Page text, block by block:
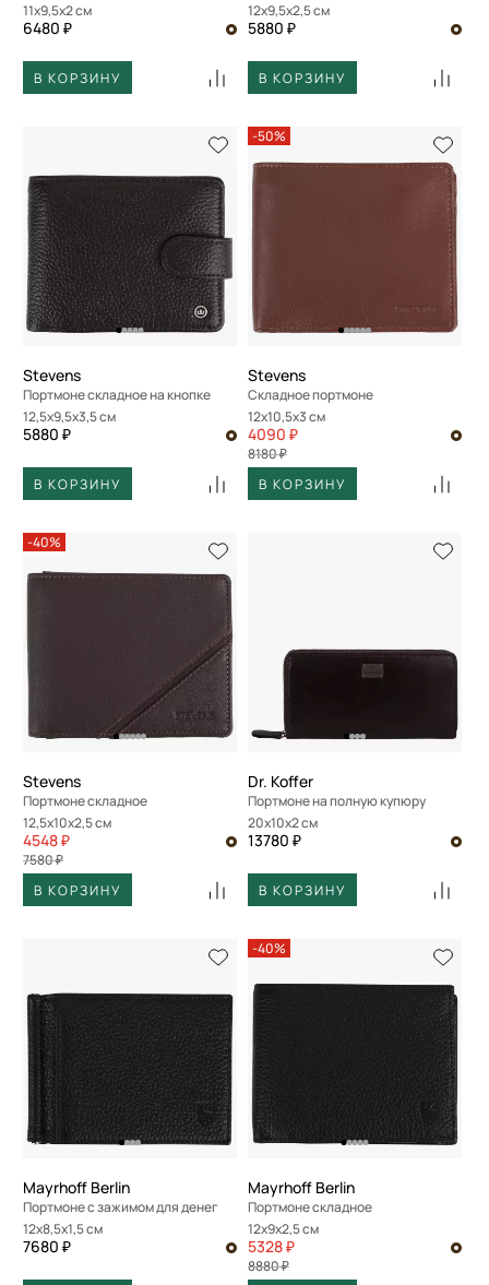
11x9,5x2 см
6480 ₽
В КОРЗИНУ
12x9,5x2,5 см
5880 ₽
В КОРЗИНУ
Stevens
Портмоне складное на кнопке
12,5x9,5x3,5 см
5880 ₽
В КОРЗИНУ
-50%
Stevens
Складное портмоне
12x10,5x3 см
4090 ₽
8180 ₽
В КОРЗИНУ
-40%
Stevens
Портмоне складное
12,5x10x2,5 см
4548 ₽
7580 ₽
В КОРЗИНУ
Dr. Koffer
Портмоне на полную купюру
20x10x2 см
13780 ₽
В КОРЗИНУ
Mayrhoff Berlin
Портмоне с зажимом для денег
12x8,5x1,5 см
7680 ₽
-40%
Mayrhoff Berlin
Портмоне складное
12x9x2,5 см
5328 ₽
8880 ₽